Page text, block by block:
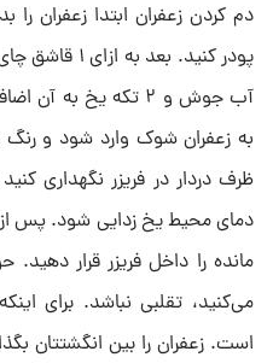
دم کردن زعفران ابتدا زعفران را
آب جوش و ۲ تکه یخ
به زعفران شوک وارد شود و
ظرف دردار در فریزر نگهداری
دمای محیط یخ زدایی شود. پس از
مانده را داخل فریزر قرار دهید.
می‌کنید، تقلبی نباشد. برای
است. زعفران را بین انگشتتان